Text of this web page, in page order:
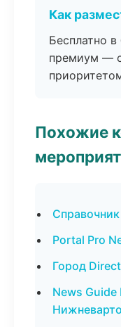
Как
Бесплатно
премиум —
Похожие
Portal Pro
Город
News